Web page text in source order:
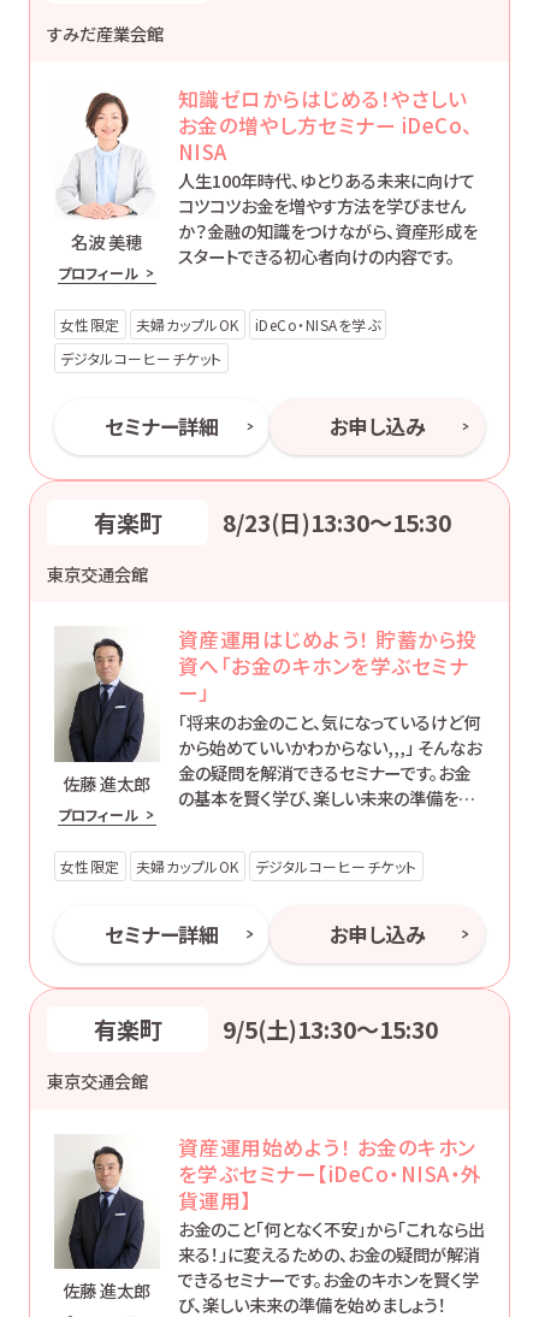
すみだ産業会館
名波 美穂
プロフィール
知識ゼロからはじめる！やさしい
お金の増やし方セミナー iDeCo、
NISA
人生100年時代、ゆとりある未来に向けて
コツコツお金を増やす方法を学びません
か？金融の知識をつけながら、資産形成を
スタートできる初心者向けの内容です。
女性限定 夫婦カップルOK
iDeCo・NISAを学ぶ
デジタルコーヒーチケット
セミナー詳細 お申し込み
有楽町 8/23(日)13:30〜15:30
東京交通会館
佐藤 進太郎
プロフィール
資産運用はじめよう！ 貯蓄から投
資へ「お金のキホンを学ぶセミナ
ー」
「将来のお金のこと、気になっているけど何
から始めていいかわからない,,,」 そんなお
金の疑問を解消できるセミナーです。お金
の基本を賢く学び、楽しい未来の準備を始
女性限定 夫婦カップルOK デジタルコーヒーチケット
セミナー詳細 お申し込み
有楽町 9/5(土)13:30〜15:30
東京交通会館
佐藤 進太郎
資産運用始めよう！ お金のキホン
を学ぶセミナー【iDeCo・NISA・外
貨運用】
お金のこと「何となく不安」から「これなら出
来る！」に変えるための、お金の疑問が解消
できるセミナーです。お金のキホンを賢く学
び、楽しい未来の準備を始めましょう！